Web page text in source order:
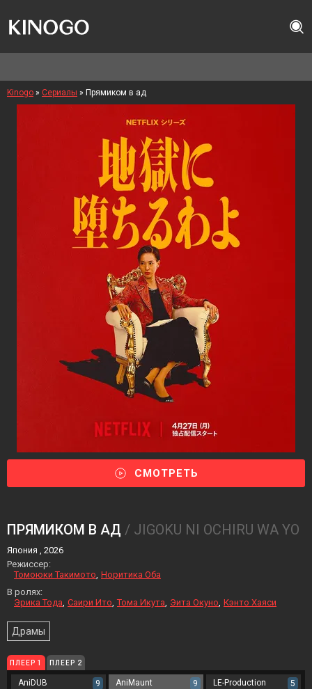
Kinogo » Сериалы » Прямиком в ад
СМОТРЕТЬ
ПРЯМИКОМ В АД / JIGOKU NI OCHIRU WA YO
Япония , 2026
Режиссер:
Томоюки Такимото Норитика Оба
В ролях:
Эрика Тода Саири Ито Тома Икута Эита Окуно Кэнто Хаяси
Драмы
ПЛЕЕР 1 ПЛЕЕР 2
AniDUB 9 AniMaunt 9 LE-Production 5